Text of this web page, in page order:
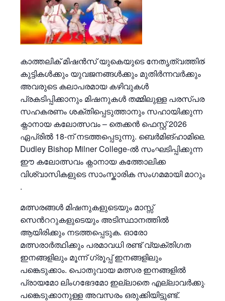
കാത്തലിക് മിഷൻസ് യുകെയുടെ നേതൃത്വത്തിൽ
കുട്ടികൾക്കും യുവജനങ്ങൾക്കും മുതിർന്നവർക്കും
അവരുടെ കലാപരമായ കഴിവുകൾ
പ്രകടിപ്പിക്കാനും മിഷനുകൾ തമ്മിലുള്ള പരസ്പര
സഹകരണം ശക്തിപ്പെടുത്താനും സഹായിക്കുന്ന
ക്നാനായ കലോത്സവം – തെക്കൻ ഫെസ്റ്റ് 2026
ഏപ്രിൽ 18-ന് നടത്തപ്പെടുന്നു. ബെർമിങ്ഹാമിലെ
Dudley Bishop Milner College-ൽ സംഘടിപ്പിക്കുന്ന
ഈ കലോത്സവം ക്നാനായ കത്തോലിക്ക
വിശ്വാസികളുടെ സാംസ്കാരിക സംഗമമായി മാറും
.
മത്സരങ്ങൾ മിഷനുകളുടെയും മാസ്സ്
സെൻററുകളുടെയും അടിസ്ഥാനത്തിൽ
ആയിരിക്കും നടത്തപ്പെടുക. ഓരോ
മത്സരാർത്ഥിക്കും പരമാവധി രണ്ട് വ്യക്തിഗത
ഇനങ്ങളിലും മൂന്ന് ഗ്രൂപ്പ് ഇനങ്ങളിലും
പങ്കെടുക്കാം. പൊതുവായ മത്സര ഇനങ്ങളിൽ
പ്രായമോ ലിംഗഭേദമോ ഇല്ലാതെ എല്ലാവർക്കും
പങ്കെടുക്കാനുള്ള അവസരം ഒരുക്കിയിട്ടുണ്ട്.